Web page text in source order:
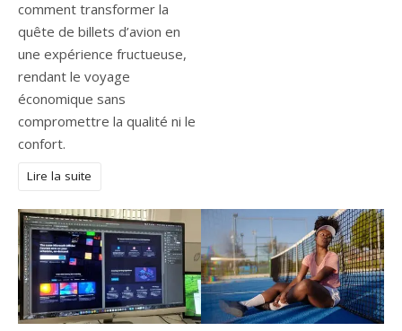
comment transformer la
quête de billets d’avion en
une expérience fructueuse,
rendant le voyage
économique sans
compromettre la qualité ni le
confort.
Lire la suite